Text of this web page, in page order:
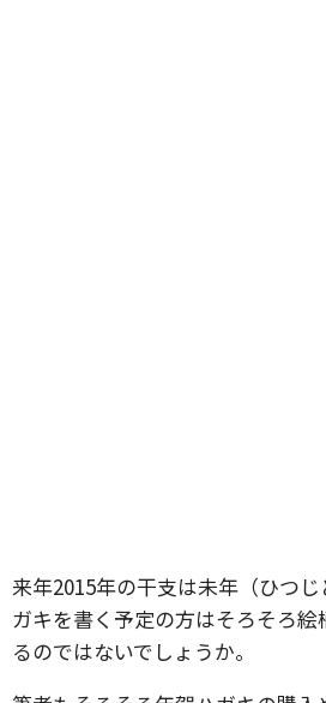
来年2015年の干支は未年（ひつ
ガキを書く予定の方はそろそろ
るのではないでしょうか。